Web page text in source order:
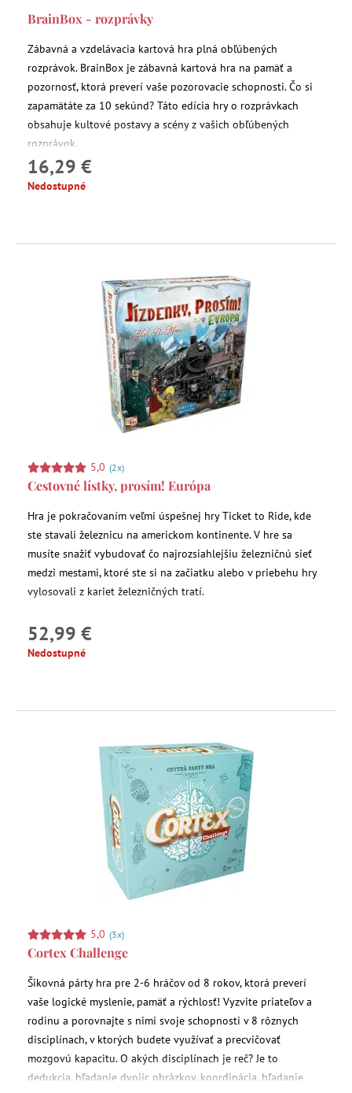
BrainBox - rozprávky
Zábavná a vzdelávacia kartová hra plná obľúbených
rozprávok. BrainBox je zábavná kartová hra na pamäť a
pozornosť, ktorá preverí vaše pozorovacie schopnosti. Čo si
zapamätáte za 10 sekúnd? Táto edícia hry o rozprávkach
obsahuje kultové postavy a scény z vašich obľúbených
rozprávok.
16,29 €
Nedostupné
5,0 (2x)
Cestovné lístky, prosím! Európa
Hra je pokračovaním veľmi úspešnej hry Ticket to Ride, kde
ste stavali železnicu na americkom kontinente. V hre sa
musíte snažiť vybudovať čo najrozsiahlejšiu železničnú sieť
medzi mestami, ktoré ste si na začiatku alebo v priebehu hry
vylosovali z kariet železničných tratí.
52,99 €
Nedostupné
5,0 (3x)
Cortex Challenge
Šikovná párty hra pre 2-6 hráčov od 8 rokov, ktorá preverí
vaše logické myslenie, pamäť a rýchlosť! Vyzvite priateľov a
rodinu a porovnajte s nimi svoje schopnosti v 8 rôznych
disciplínach, v ktorých budete využívať a precvičovať
mozgovú kapacitu. O akých disciplínach je reč? Je to
dedukcia, hľadanie dvojíc obrázkov, koordinácia, hľadanie